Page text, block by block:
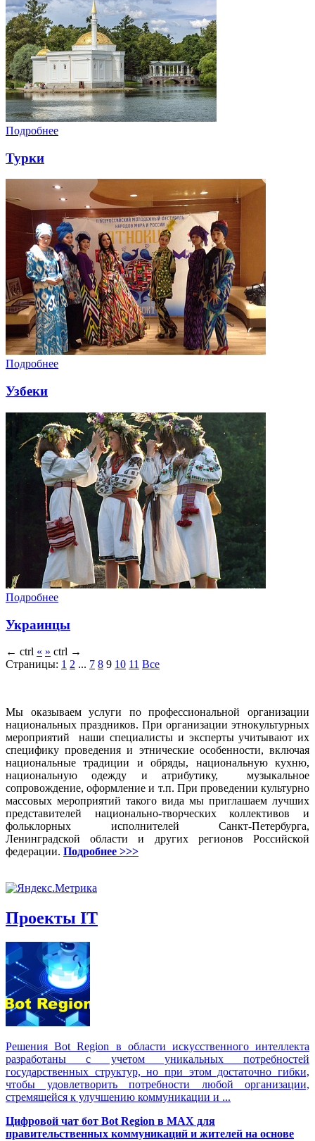
Подробнее
Турки
Подробнее
Узбеки
Подробнее
Украинцы
← ctrl « » ctrl →
Страницы: 1 2 ... 7 8 9 10 11 Все
Мы оказываем услуги по профессиональной организации
национальных праздников. При организации этнокультурных
мероприятий наши специалисты и эксперты учитывают их
специфику проведения и этнические особенности, включая
национальные традиции и обряды, национальную кухню,
национальную одежду и атрибутику, музыкальное
сопровождение, оформление и т.п. При проведении культурно
массовых мероприятий такого вида мы приглашаем лучших
представителей национально-творческих коллективов и
фольклорных исполнителей Санкт-Петербурга,
Ленинградской области и других регионов Российской
федерации. Подробнее >>>
Проекты IT
Решения Вot Region в области искусственного интеллекта
разработаны с учетом уникальных потребностей
государственных структур, но при этом достаточно гибки,
чтобы удовлетворить потребности любой организации,
стремящейся к улучшению коммуникации и ...
Цифровой чат бот Вot Region в MAX для
правительственных коммуникаций и жителей на основе